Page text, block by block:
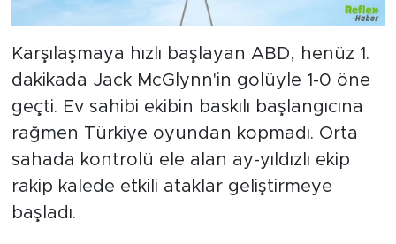
Karşılaşmaya hızlı başlayan ABD, henüz 1.
dakikada Jack McGlynn'in golüyle 1-0 öne
geçti. Ev sahibi ekibin baskılı başlangıcına
rağmen Türkiye oyundan kopmadı. Orta
sahada kontrolü ele alan ay-yıldızlı ekip
rakip kalede etkili ataklar geliştirmeye
başladı.